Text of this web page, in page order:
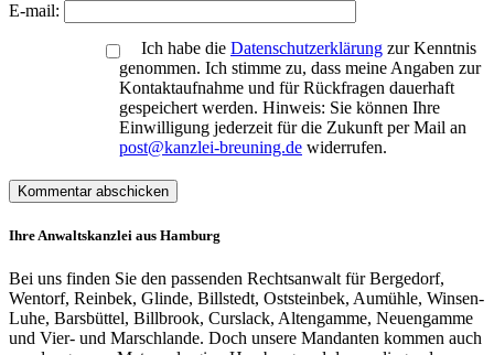
E-mail:
Ich habe die Datenschutzerklärung zur Kenntnis
genommen. Ich stimme zu, dass meine Angaben zur
Kontaktaufnahme und für Rückfragen dauerhaft
gespeichert werden. Hinweis: Sie können Ihre
Einwilligung jederzeit für die Zukunft per Mail an
post@kanzlei-breuning.de widerrufen.
Ihre Anwaltskanzlei aus Hamburg
Bei uns finden Sie den passenden Rechtsanwalt für Bergedorf,
Wentorf, Reinbek, Glinde, Billstedt, Oststeinbek, Aumühle, Winsen-
Luhe, Barsbüttel, Billbrook, Curslack, Altengamme, Neuengamme
und Vier- und Marschlande. Doch unsere Mandanten kommen auch